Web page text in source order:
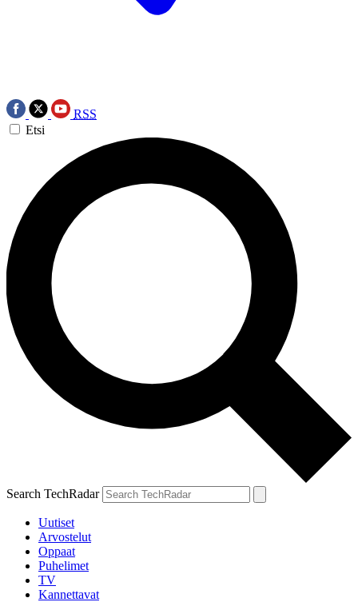
RSS
Etsi
Search TechRadar
Uutiset
Arvostelut
Oppaat
Puhelimet
TV
Kannettavat